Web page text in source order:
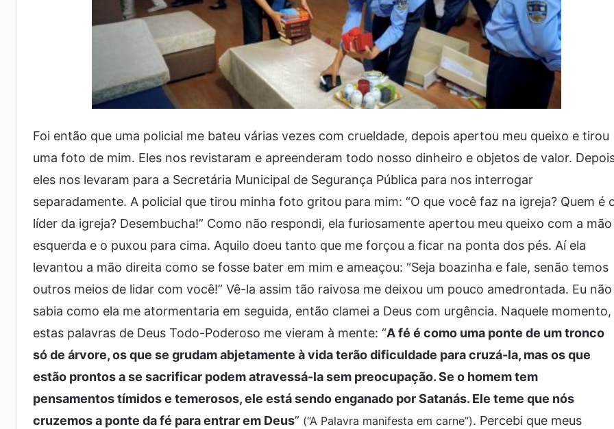
Foi então que uma policial me bateu várias vezes com crueldade, depois apertou meu queixo e tirou
uma foto de mim. Eles nos revistaram e apreenderam todo nosso dinheiro e objetos de valor.
eles nos levaram para a Secretária Municipal de Segurança Pública para nos interrogar
separadamente. A policial que tirou minha foto gritou para mim: “O que você faz na igreja? Quem é
líder da igreja? Desembucha!” Como não respondi, ela furiosamente apertou meu queixo com a mão
esquerda e o puxou para cima. Aquilo doeu tanto que me forçou a ficar na ponta dos pés. Aí ela
levantou a mão direita como se fosse bater em mim e ameaçou: “Seja boazinha e fale, senão temos
outros meios de lidar com você!” Vê-la assim tão raivosa me deixou um pouco amedrontada. Eu não
sabia como ela me atormentaria em seguida, então clamei a Deus com urgência. Naquele momento,
estas palavras de Deus Todo-Poderoso me vieram à mente: “A fé é como uma ponte de um tronco
só de árvore, os que se grudam abjetamente à vida terão dificuldade para cruzá-la, mas os que
estão prontos a se sacrificar podem atravessá-la sem preocupação. Se o homem tem
pensamentos tímidos e temerosos, ele está sendo enganado por Satanás. Ele teme que nós
cruzemos a ponte da fé para entrar em Deus” (“A Palavra manifesta em carne”). Percebi que meus